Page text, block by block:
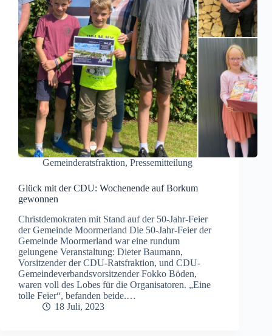
Gemeinderatsfraktion, Pressemitteilung
Glück mit der CDU: Wochenende auf Borkum
gewonnen
Christdemokraten mit Stand auf der 50-Jahr-Feier
der Gemeinde Moormerland Die 50-Jahr-Feier der
Gemeinde Moormerland war eine rundum
gelungene Veranstaltung: Dieter Baumann,
Vorsitzender der CDU-Ratsfraktion, und CDU-
Gemeindeverbandsvorsitzender Fokko Böden,
waren voll des Lobes für die Organisatoren. „Eine
tolle Feier“, befanden beide.…
18 Juli, 2023